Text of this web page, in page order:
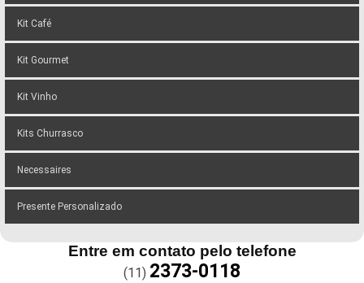
Kit Café
Kit Gourmet
Kit Vinho
Kits Churrasco
Necessaires
Presente Personalizado
Entre em contato pelo telefone
(11) 2373-0118